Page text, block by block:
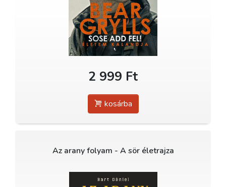
2 999 Ft
kosárba
Az arany folyam - A sör életrajza